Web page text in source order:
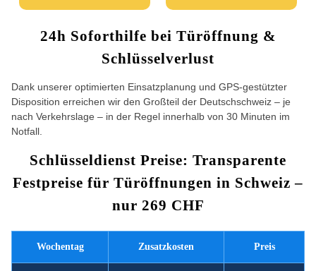
24h Soforthilfe bei Türöffnung &
Schlüsselverlust
Dank unserer optimierten Einsatzplanung und GPS-gestützter
Disposition erreichen wir den Großteil der Deutschschweiz – je
nach Verkehrslage – in der Regel innerhalb von 30 Minuten im
Notfall.
Schlüsseldienst Preise: Transparente
Festpreise für Türöffnungen in Schweiz –
nur 269 CHF
Wochentag Zusatzkosten Preis